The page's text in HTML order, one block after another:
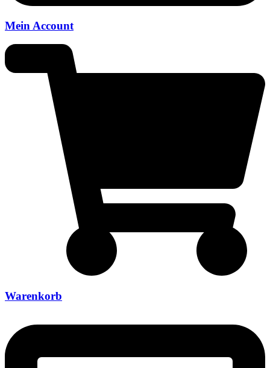
Mein Account
Warenkorb